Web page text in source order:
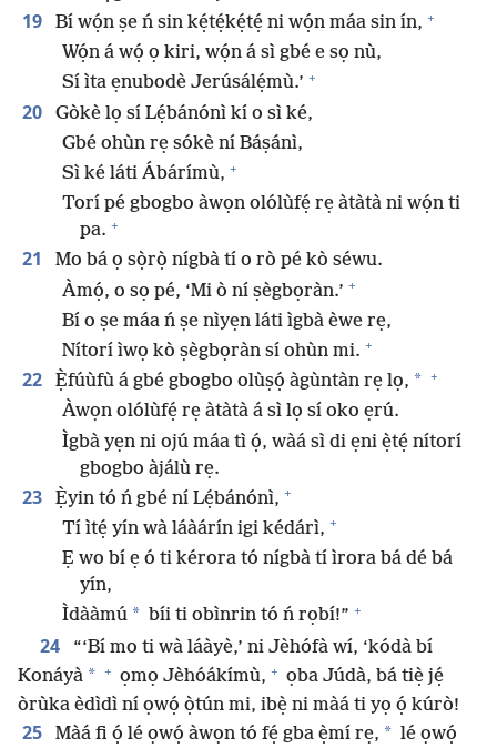
19 Bí wọ́n ṣe ń sin kẹ́tẹ́kẹ́tẹ́ ni wọ́n máa sin ín, +
Wọ́n á wọ́ ọ kiri, wọ́n á sì gbé e sọ nù,
Sí ìta ẹnubodè Jerúsálẹ́mù.’ +
20
Gòkè lọ sí Lẹ́bánónì kí o sì ké,
Gbé ohùn rẹ sókè ní Báṣánì,
Sì ké láti Ábárímù, +
Torí pé gbogbo àwọn olólùfẹ́ rẹ àtàtà ni wọ́n ti
pa. +
21
Mo bá ọ sọ̀rọ̀ nígbà tí o rò pé kò séwu.
Àmọ́, o sọ pé, ‘Mi ò ní ṣègbọràn.’ +
Bí o ṣe máa ń ṣe nìyẹn láti ìgbà èwe rẹ,
Nítorí ìwọ kò ṣègbọràn sí ohùn mi. +
22 Ẹ̀fúùfù á gbé gbogbo olùṣọ́ àgùntàn rẹ lọ, * +
Àwọn olólùfẹ́ rẹ àtàtà á sì lọ sí oko ẹrú.
Ìgbà yẹn ni ojú máa tì ọ́, wàá sì di ẹni ẹ̀tẹ́ nítorí
gbogbo àjálù rẹ.
23 Ẹ̀yin tó ń gbé ní Lẹ́bánónì, +
Tí ìtẹ́ yín wà láàárín igi kédárì, +
Ẹ wo bí ẹ ó ti kérora tó nígbà tí ìrora bá dé bá
yín,
Ìdààmú * bíi ti obìnrin tó ń rọbí!” +
24
“‘Bí mo ti wà láàyè,’ ni Jèhófà wí, ‘kódà bí
Konáyà * + ọmọ Jèhóákímù, + ọba Júdà, bá tiẹ̀ jẹ́
òrùka èdìdì ní ọwọ́ ọ̀tún mi, ibẹ̀ ni màá ti yọ ọ́ kúrò!
25 Màá fi ọ́ lé ọwọ́ àwọn tó fẹ́ gba ẹ̀mí rẹ, * lé ọwọ́